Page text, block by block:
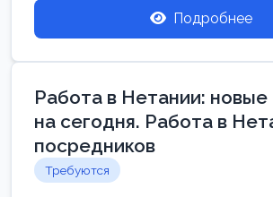
Подробнее
Работа в Нетании: новые
на сегодня. Работа в
посредников
Требуются